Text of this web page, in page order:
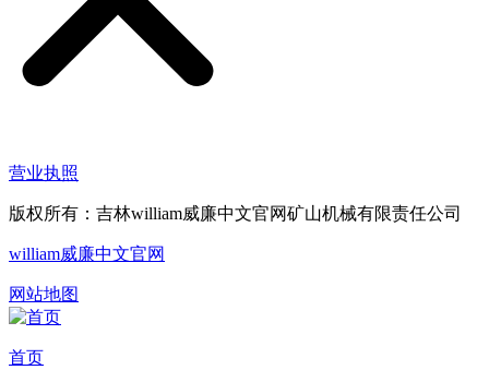
营业执照
版权所有：吉林william威廉中文官网矿山机械有限责任公司
william威廉中文官网
网站地图
首页